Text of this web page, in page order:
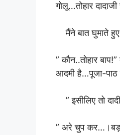
गोलू…तोहार
मैंने बात घुमाते हुए
” कौन..तोहार
आदमी है…पूजा-पाठ
” इसीलिए तो
” अरे चुप कर…।बड़ा